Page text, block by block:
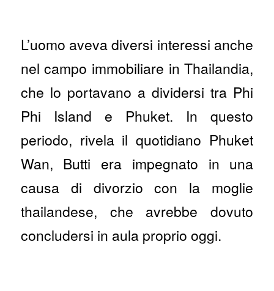
L’uomo aveva diversi interessi anche
nel campo immobiliare in Thailandia,
che lo portavano a dividersi tra Phi
Phi Island e Phuket. In questo
periodo, rivela il quotidiano Phuket
Wan, Butti era impegnato in una
causa di divorzio con la moglie
thailandese, che avrebbe dovuto
concludersi in aula proprio oggi.